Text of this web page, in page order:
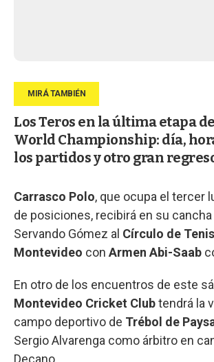
Los Teros en la última etapa
World Championship: día,
los partidos y otro gran
Carrasco Polo, que ocupa el tercer
de posiciones, recibirá en su
Servando Gómez al Círculo de
Montevideo con Armen Abi-Saab
En otro de los encuentros de este
Montevideo Cricket Clubtendrá la
campo deportivo de Trébol de
Sergio Alvarenga como árbitro en
Decano.